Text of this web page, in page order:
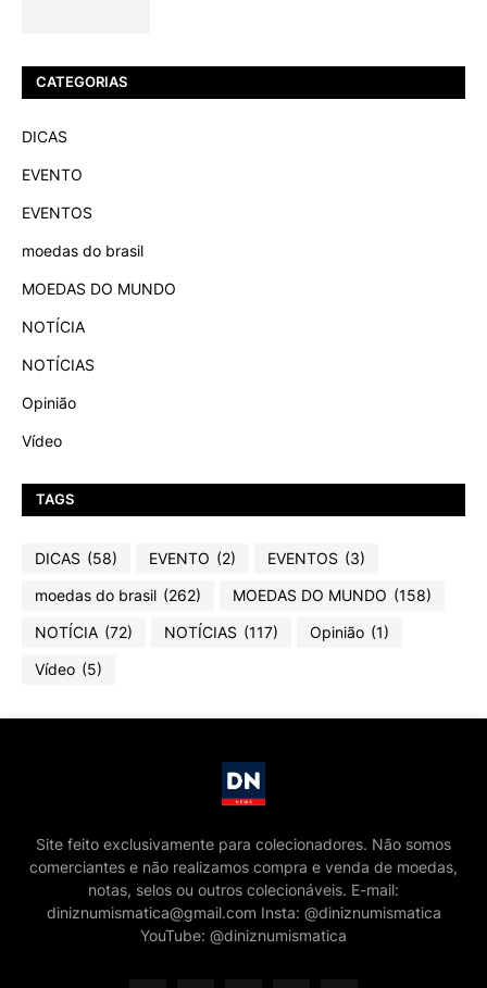
CATEGORIAS
DICAS
EVENTO
EVENTOS
moedas do brasil
MOEDAS DO MUNDO
NOTÍCIA
NOTÍCIAS
Opinião
Vídeo
TAGS
DICAS (58) EVENTO (2) EVENTOS (3)
moedas do brasil (262) MOEDAS DO MUNDO (158)
NOTÍCIA (72) NOTÍCIAS (117) Opinião (1)
Vídeo (5)
Site feito exclusivamente para colecionadores. Não somos
comerciantes e não realizamos compra e venda de moedas,
notas, selos ou outros colecionáveis. E-mail:
diniznumismatica@gmail.com Insta: @diniznumismatica
YouTube: @diniznumismatica